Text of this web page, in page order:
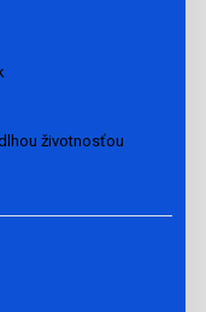
životnosťou